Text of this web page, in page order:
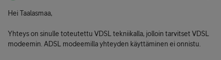
Hei Taalasmaa,
Yhteys on sinulle toteutettu VDSL tekniikalla, jolloin tarvitset VDSL
modeemin. ADSL modeemilla yhteyden käyttäminen ei onnistu.